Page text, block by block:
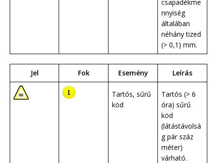
csapadékme
nnyiség
általában
néhány tized
(> 0,1) mm.
Jel Fok Esemény Leírás
Tartós, sűrű
köd
Tartós (> 6
óra) sűrű
köd
(látástávolsá
g pár száz
méter)
várható.